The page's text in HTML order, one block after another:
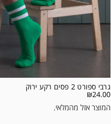
גרבי ספורט 2 פסים רקע ירוק
₪24.00
המוצר אזל מהמלאי.